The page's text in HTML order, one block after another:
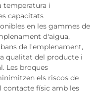
temperatura i
capacitats
en les gammes de
d'aigua,
de l'emplenament,
qualitat del producte i
Les broques
els riscos de
contacte físic amb les